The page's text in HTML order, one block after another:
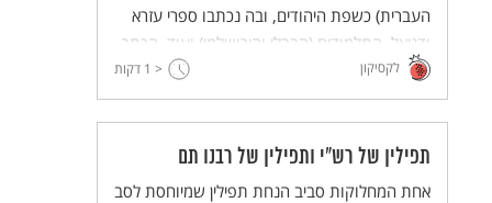
העברית) כשפת היהודים, ובה נכתבו ספרי עזרא
ודניאל, התלמודים (הבבלי והירושלמי) ועוד. הכתב
העברי שבו אנחנו משתמשים היום התפתח מן
הכתב הארמי והחליף את הכתב העברי הקדום.
לקסיקון < 1 דקות
תפילין של רש"י ותפילין של רבנו תם
אחת המחלוקות סביב הנחת תפילין שמיוחסת לסב